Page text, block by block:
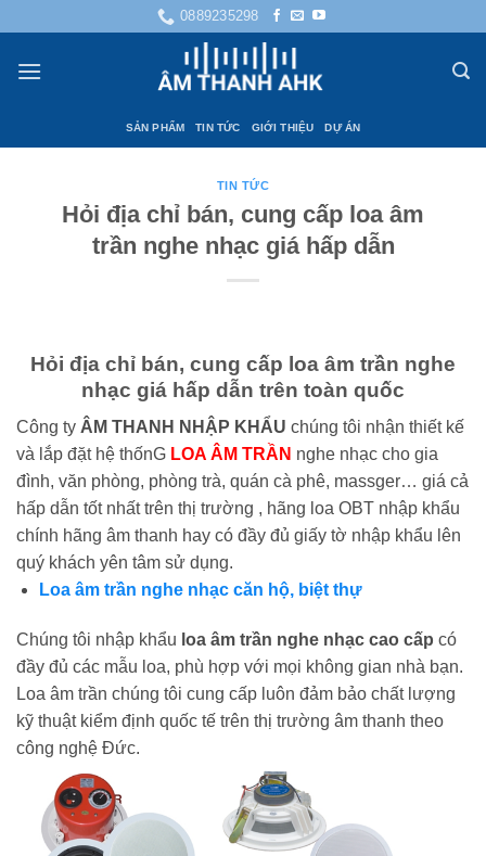
nội
0889235298
SẢN PHẨM TIN TỨC GIỚI THIỆU DỰ ÁN
TIN TỨC
Hỏi địa chỉ bán, cung cấp loa âm
trần nghe nhạc giá hấp dẫn
Hỏi địa chỉ bán, cung cấp loa âm trần nghe
nhạc giá hấp dẫn trên toàn quốc
Công ty ÂM THANH NHẬP KHẨU chúng tôi nhận thiết kế
và lắp đặt hệ thốnG LOA ÂM TRẦN nghe nhạc cho gia
đình, văn phòng, phòng trà, quán cà phê, massger… giá cả
hấp dẫn tốt nhất trên thị trường , hãng loa OBT nhập khẩu
chính hãng âm thanh hay có đầy đủ giấy tờ nhập khẩu lên
quý khách yên tâm sử dụng.
Loa âm trần nghe nhạc căn hộ, biệt thự
Chúng tôi nhập khẩu loa âm trần nghe nhạc cao cấp có
đầy đủ các mẫu loa, phù hợp với mọi không gian nhà bạn.
Loa âm trần chúng tôi cung cấp luôn đảm bảo chất lượng
kỹ thuật kiểm định quốc tế trên thị trường âm thanh theo
công nghệ Đức.